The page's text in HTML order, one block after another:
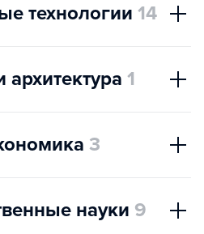
технологии 14
1
3
науки 9